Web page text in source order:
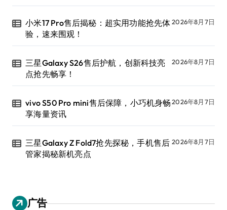
小米17 Pro售后揭秘：超实用功能抢先体
验，速来围观！
2026年8月7日
三星Galaxy S26售后护航，创新科技亮
点抢先畅享！
2026年8月7日
vivo S50 Pro mini售后保障，小巧机身畅
享海量资讯
2026年8月7日
三星Galaxy Z Fold7抢先探秘，手机售后
管家揭秘新机亮点
2026年8月7日
广告